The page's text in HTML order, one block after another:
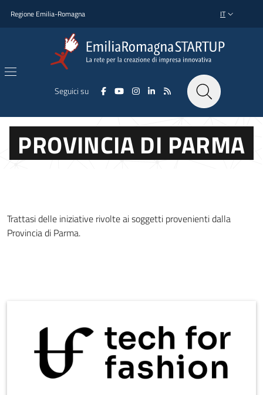
Regione Emilia-Romagna SELETTORE
IT
Seguici su
PROVINCIA DI PARMA
Trattasi delle iniziative rivolte ai soggetti provenienti dalla
Provincia di Parma.